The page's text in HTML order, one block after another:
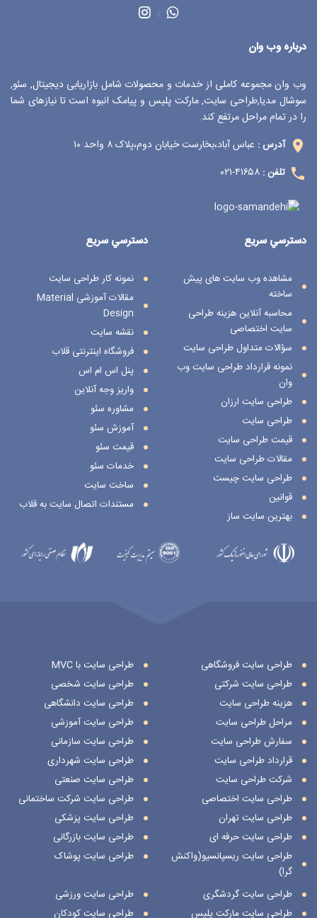
درباره وب وان
وب وان مجموعه کاملی از خدمات و محصولات شامل بازاریابی دیجیتال, سئو,
سوشال مدیا,طراحی سایت, مارکت پلیس و پیامک انبوه است تا نیازهای شما
را در تمام مراحل مرتفع کند.
آدرس : عباس آباد،بخارست خیابان دوم،پلاک ۸ واحد ۱۰
تلفن : ۴۱۶۵۸-۰۲۱
دسترسي سريع
نمونه کار طراحی سایت
مقالات آموزشی Material
Design
نقشه سایت
فروشگاه اینترنتی قلاب
پنل اس ام اس
واریز وجه آنلاین
مشاوره سئو
آموزش سئو
قیمت سئو
خدمات سئو
ساخت سایت
مستندات اتصال سایت به قلاب
دسترسي سريع
مشاهده وب سایت های پیش
ساخته
محاسبه آنلاین هزینه طراحی
سایت اختصاصی
سؤالات متداول طراحی سایت
نمونه قرارداد طراحی سایت وب
وان
طراحی سایت ارزان
طراحی سایت
قیمت طراحی سایت
مقالات طراحی سایت
طراحی سایت چیست
قوانین
بهترین سایت ساز
طراحی سایت فروشگاهی
طراحی سایت شرکتی
هزینه طراحی سایت
مراحل طراحی سایت
سفارش طراحی سایت
قرارداد طراحی سایت
شرکت طراحی سایت
طراحی سایت اختصاصی
طراحی سایت تهران
طراحی سایت حرفه ای
طراحی سایت ریسپانسیو(واکنش
گرا)
طراحی سایت با MVC
طراحی سایت شخصی
طراحی سایت دانشگاهی
طراحی سایت آموزشی
طراحی سایت سازمانی
طراحی سایت شهرداری
طراحی سایت صنعتی
طراحی سایت شرکت ساختمانی
طراحی سایت پزشکی
طراحی سایت بازرگانی
طراحی سایت پوشاک
طراحی سایت گردشگری
طراحی سایت مارکت پلیس
طراحی سایت ورزشی
طراحی سایت کودکان